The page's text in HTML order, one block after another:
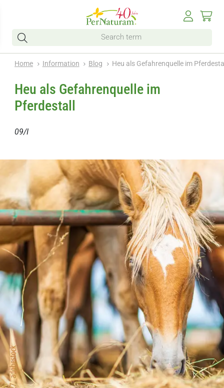
Home Information Blog Heu als Gefahrenquelle im
Heu als Gefahrenquelle im
Pferdestall
09/I